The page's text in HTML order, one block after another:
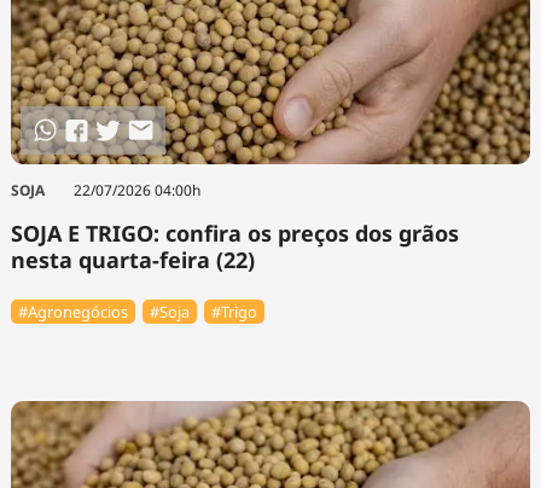
SOJA 22/07/2026 04:00h
SOJA E TRIGO: confira os preços dos grãos
nesta quarta-feira (22)
#Agronegócios #Soja #Trigo